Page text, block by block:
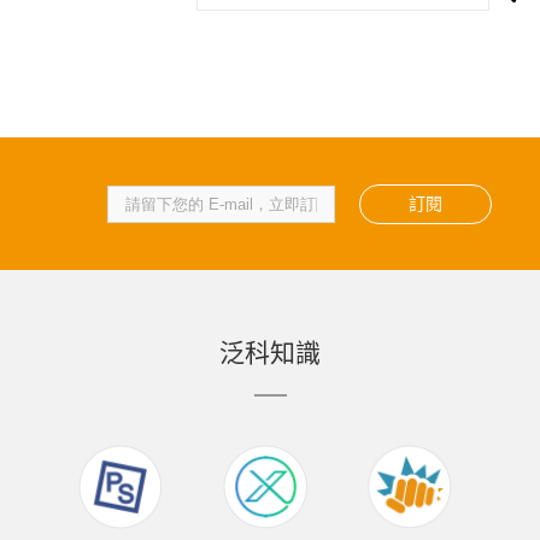
訂閱
泛科知識